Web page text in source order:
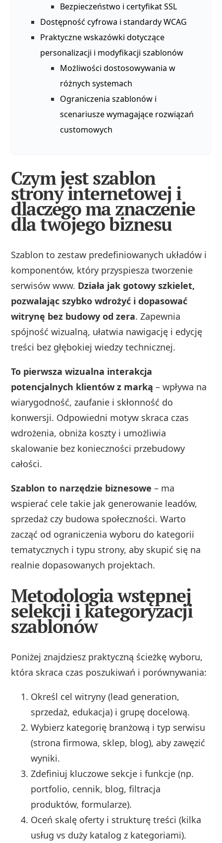
Bezpieczeństwo i certyfikat SSL
Dostępność cyfrowa i standardy WCAG
Praktyczne wskazówki dotyczące
personalizacji i modyfikacji szablonów
Możliwości dostosowywania w
różnych systemach
Ograniczenia szablonów i
scenariusze wymagające rozwiązań
customowych
Czym jest szablon
strony internetowej i
dlaczego ma znaczenie
dla twojego biznesu
Szablon to zestaw predefiniowanych układów i
komponentów, który przyspiesza tworzenie
serwisów www. Działa jak gotowy szkielet,
pozwalając szybko wdrożyć i dopasować
witrynę bez budowy od zera. Zapewnia
spójność wizualną, ułatwia nawigację i edycję
treści bez głębokiej wiedzy technicznej.
To pierwsza wizualna interakcja
potencjalnych klientów z marką – wpływa na
wiarygodność, zaufanie i skłonność do
konwersji. Odpowiedni motyw skraca czas
wdrożenia, obniża koszty i umożliwia
skalowanie bez konieczności przebudowy
całości.
Szablon to narzędzie biznesowe – ma
wspierać cele takie jak generowanie leadów,
sprzedaż czy budowa społeczności. Warto
zacząć od ograniczenia wyboru do kategorii
tematycznych i typu strony, aby skupić się na
realnie dopasowanych projektach.
Metodologia wstępnej
selekcji i kategoryzacji
szablonów
Poniżej znajdziesz praktyczną ścieżkę wyboru,
która skraca czas poszukiwań i porównywania:
Określ cel witryny (lead generation,
sprzedaż, edukacja) i grupę docelową.
Wybierz kategorię branżową i typ serwisu
(strona firmowa, sklep, blog), aby zawęzić
wyniki.
Zdefiniuj kluczowe sekcje i funkcje (np.
portfolio, cennik, blog, filtracja
produktów, formularze).
Oceń skalę oferty i strukturę treści (kilka
usług vs duży katalog z kategoriami).